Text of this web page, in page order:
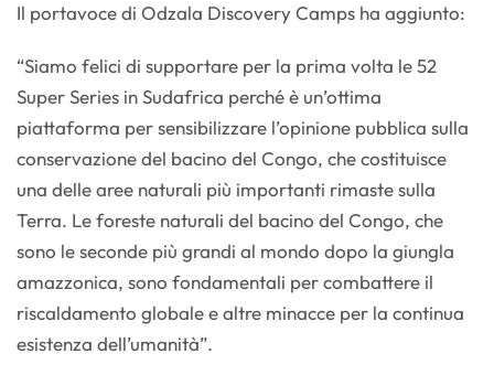
Il portavoce di Odzala Discovery Camps ha aggiunto:
“Siamo felici di supportare per la prima volta le 52
Super Series in Sudafrica perché è un’ottima
piattaforma per sensibilizzare l’opinione pubblica sulla
conservazione del bacino del Congo, che costituisce
una delle aree naturali più importanti rimaste sulla
Terra. Le foreste naturali del bacino del Congo, che
sono le seconde più grandi al mondo dopo la giungla
amazzonica, sono fondamentali per combattere il
riscaldamento globale e altre minacce per la continua
esistenza dell’umanità”.